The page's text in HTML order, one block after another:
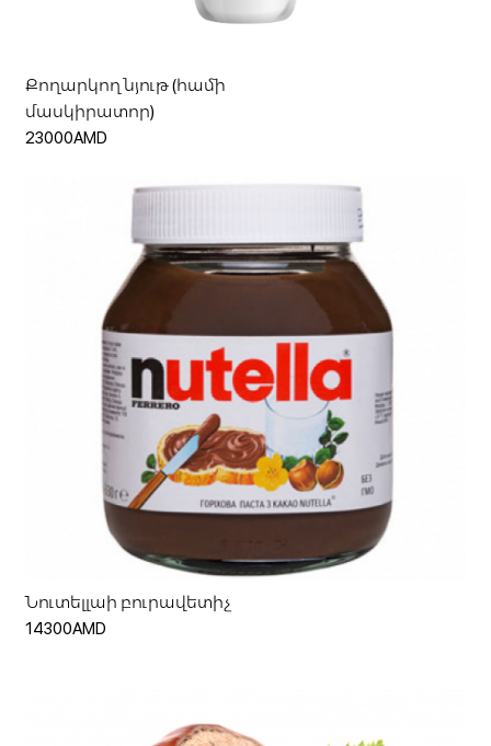
Քողարկող նյութ (համի
մասկիրատոր)
23000AMD
Նուտելլաի բուրավետիչ
14300AMD
Ավելացնել զամբյուղ